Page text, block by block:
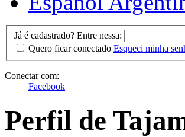
Já é cadastrado? Entre nessa:
Quero ficar conectado Esqueci minha
Conectar com:
Facebook
Perfil de